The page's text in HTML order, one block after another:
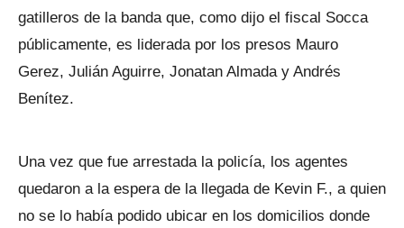
gatilleros de la banda que, como dijo el fiscal Socca
públicamente, es liderada por los presos Mauro
Gerez, Julián Aguirre, Jonatan Almada y Andrés
Benítez.
Una vez que fue arrestada la policía, los agentes
quedaron a la espera de la llegada de Kevin F., a quien
no se lo había podido ubicar en los domicilios donde